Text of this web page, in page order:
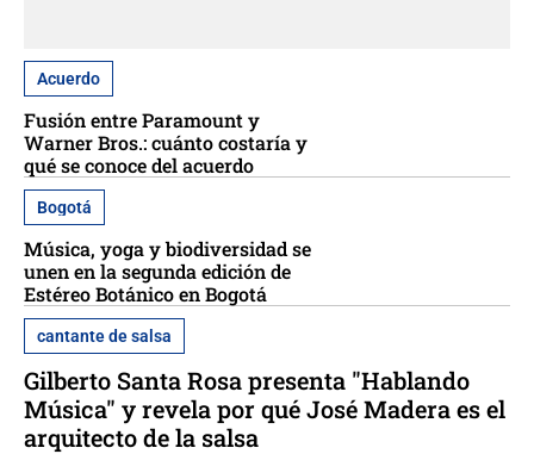
Acuerdo
Fusión entre Paramount y
Warner Bros.: cuánto costaría y
qué se conoce del acuerdo
Bogotá
Música, yoga y biodiversidad se
unen en la segunda edición de
Estéreo Botánico en Bogotá
cantante de salsa
Gilberto Santa Rosa presenta "Hablando
Música" y revela por qué José Madera es el
arquitecto de la salsa